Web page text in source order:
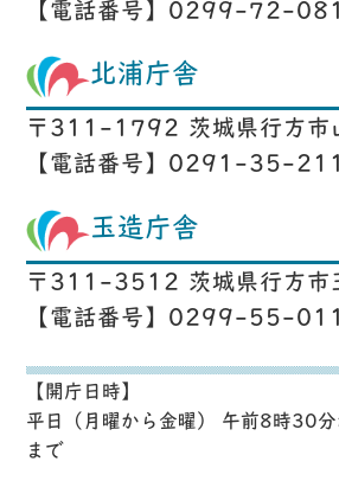
【電話番号】0299-72-
北浦庁舎
〒311-1792 茨城県行方
【電話番号】0291-35-
玉造庁舎
〒311-3512 茨城県行方市
【電話番号】0299-55-
【開庁日時】
平日（月曜から金曜） 午前8時30
まで